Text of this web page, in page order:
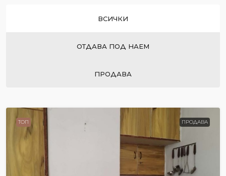
ВСИЧКИ
ОТДАВА ПОД НАЕМ
ПРОДАВА
ТОП ПРОДАВА